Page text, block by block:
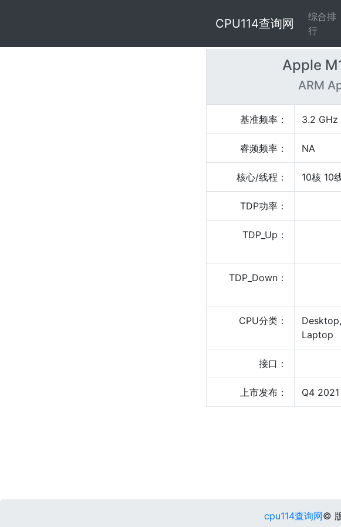
CPU114查询网
综合排
行
Apple
ARM
基准频率： 3.2 GHz
睿频频率： NA
核心/线程： 10核 10
TDP功率：
TDP_Up：
TDP_Down：
CPU分类：
Desktop,
Laptop
接口：
上市发布： Q4 2021
cpu114查询网©